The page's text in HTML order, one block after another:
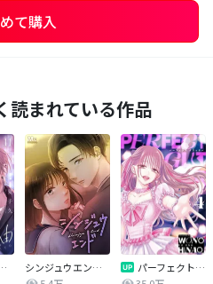
て購入
読まれている作品
を売る理由
シンジュウエンド【タテヨミ】
パーフェクトグリッター